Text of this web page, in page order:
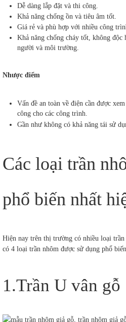
Dễ dàng lắp đặt và thi công.
Khả năng chống ồn và tiêu âm tốt.
Giá rẻ và phù hợp với nhiều công
Khả năng chống cháy tốt, không độc
người và môi trường.
Nhược điểm
Vấn đề an toàn về điện cần được
công cho các công trình.
Gần như không có khả năng tái sử
Các loại trần
phổ biến nhất
Hiện nay trên thị trường có nhiều loại
có 4 loại trần nhôm được sử dụng phổ
1.Trần U vân gỗ